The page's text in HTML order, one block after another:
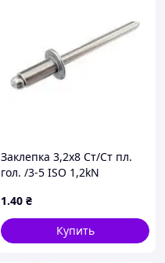
Заклепка 3,2х8 Ст/Ст пл.
гол. /3-5 ISO 1,2kN
1.40 ₴
Купить